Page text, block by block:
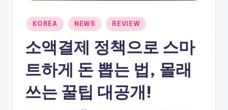
Posted
in
KOREA NEWS REVIEW
소액결제 정책으로 스마
트하게 돈 뽑는 법, 몰래
쓰는 꿀팁 대공개!